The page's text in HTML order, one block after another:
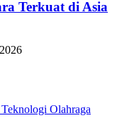
Terkuat di Asia
Olahraga